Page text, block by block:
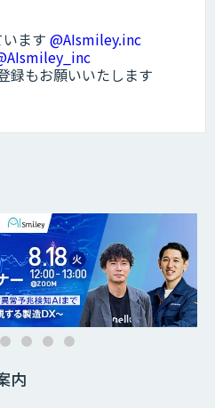
ます @AIsmiley.inc
録もお願いいたします
内